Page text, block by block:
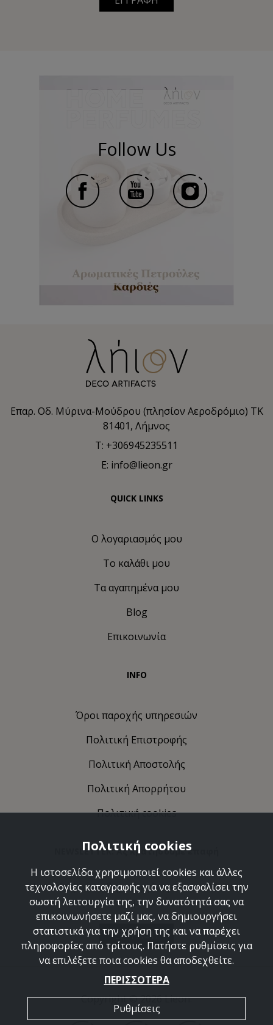
Follow Us
Επαρ. Οδ. Μύρινα-Μούδρου (πλησίον Αεροδρόμιο) TK
81401, Λήμνος
T: +306945235511
E: info@lieon.gr
QUICK LINKS
Ο λογαριασμός μου
Το καλάθι μου
Τα αγαπημένα μου
Blog
Επικοινωνία
INFO
Όροι παροχής υπηρεσιών
Πολιτική Eπιστροφής
Πολιτική Αποστολής
Πολιτική Απορρήτου
Πολιτική cookies
NEWSLETTER: Ας κρατήσουμε επαφή
Ανακαλύψτε τις δημιουργίες μας και ελάτε να
γνωριστούμε καλύτερα.
ΕΓΓΡΑΦΗ
Copyright © 2026 Lieon.
Πολιτική cookies
Η ιστοσελίδα χρησιμοποιεί cookies και άλλες
τεχνολογίες καταγραφής για να εξασφαλίσει την
σωστή λειτουργία της, την δυνατότητά σας να
επικοινωνήσετε μαζί μας, να δημιουργήσει
στατιστικά για την χρήση της και να παρέχει
πληροφορίες από τρίτους. Πατήστε ρυθμίσεις για
να επιλέξετε ποια cookies θα αποδεχθείτε.
ΠΕΡΙΣΣΟΤΕΡΑ
Ρυθμίσεις